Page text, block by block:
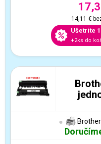
14,11 €
Ušetríte
+2ks do
Brother